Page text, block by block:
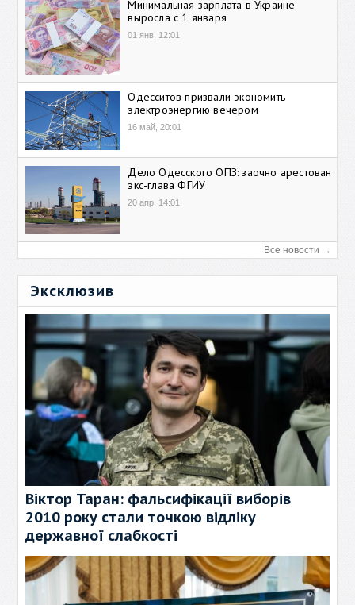
Минимальная зарплата в Украине
выросла с 1 января
01 янв, 12:01
Одесситов призвали экономить
электроэнергию вечером
16 май, 20:01
Дело Одесского ОПЗ: заочно арестован
экс-глава ФГИУ
20 апр, 14:01
Все новости →
Эксклюзив
Віктор Таран: фальсифікації виборів
2010 року стали точкою відліку
державної слабкості